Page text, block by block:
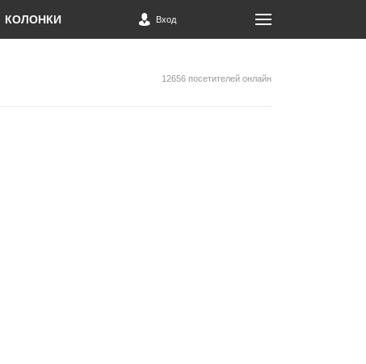
КОЛОНКИ Вход
12656 посетителей онлайн